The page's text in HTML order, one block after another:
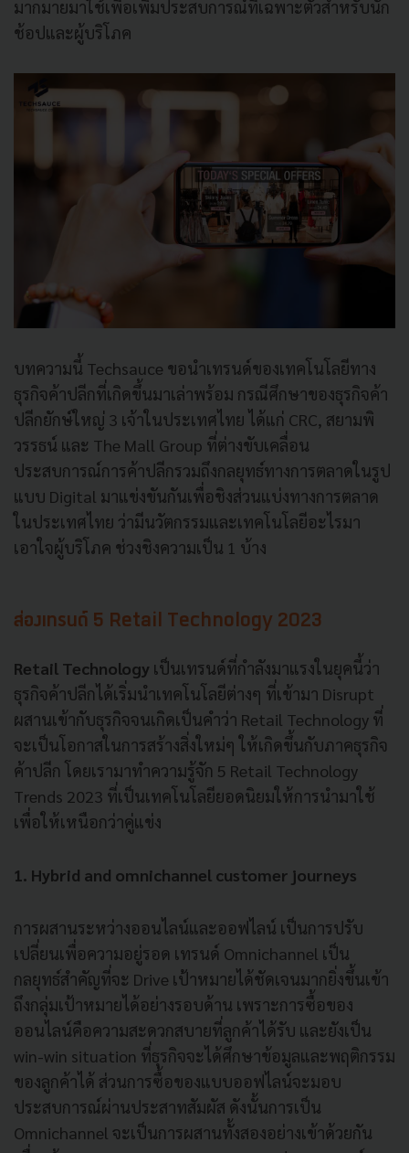
มากมายมาใช้เพื่อเพิ่มประสบการณ์ที่เฉพาะตัวสำหรับนัก
ช้อปและผู้บริโภค
บทความนี้ Techsauce ขอนำเทรนด์ของเทคโนโลยีทาง
ธุรกิจค้าปลีกที่เกิดขึ้นมาเล่าพร้อม กรณีศึกษาของธุรกิจค้า
ปลีกยักษ์ใหญ่ 3 เจ้าในประเทศไทย ได้แก่ CRC, สยามพิ
วรรธน์ และ The Mall Group ที่ต่างขับเคลื่อน
ประสบการณ์การค้าปลีกรวมถึงกลยุทธ์ทางการตลาดในรูป
แบบ Digital มาแข่งขันกันเพื่อชิงส่วนแบ่งทางการตลาด
ในประเทศไทย ว่ามีนวัตกรรมและเทคโนโลยีอะไรมา
เอาใจผู้บริโภค ช่วงชิงความเป็น 1 บ้าง
ส่องเทรนด์ 5 Retail Technology 2023
Retail Technology เป็นเทรนด์ที่กำลังมาแรงในยุคนี้ว่า
ธุรกิจค้าปลีกได้เริ่มนำเทคโนโลยีต่างๆ ที่เข้ามา Disrupt
ผสานเข้ากับธุรกิจจนเกิดเป็นคำว่า Retail Technology ที่
จะเป็นโอกาสในการสร้างสิ่งใหม่ๆ ให้เกิดขึ้นกับภาคธุรกิจ
ค้าปลีก โดยเรามาทำความรู้จัก 5 Retail Technology
Trends 2023 ที่เป็นเทคโนโลยียอดนิยมให้การนำมาใช้
เพื่อให้เหนือกว่าคู่แข่ง
1. Hybrid and omnichannel customer journeys
การผสานระหว่างออนไลน์และออฟไลน์ เป็นการปรับ
เปลี่ยนเพื่อความอยู่รอด เทรนด์ Omnichannel เป็น
กลยุทธ์สำคัญที่จะ Drive เป้าหมายได้ชัดเจนมากยิ่งขึ้นเข้า
ถึงกลุ่มเป้าหมายได้อย่างรอบด้าน เพราะการซื้อของ
ออนไลน์คือความสะดวกสบายที่ลูกค้าได้รับ และยังเป็น
win-win situation ที่ธุรกิจจะได้ศึกษาข้อมูลและพฤติกรรม
ของลูกค้าได้ ส่วนการซื้อของแบบออฟไลน์จะมอบ
ประสบการณ์ผ่านประสาทสัมผัส ดังนั้นการเป็น
Omnichannel จะเป็นการผสานทั้งสองอย่างเข้าด้วยกัน